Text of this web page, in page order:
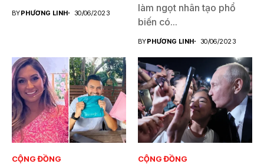
BYPHƯƠNG LINH 30/06/2023
làm ngọt nhân tạo phổ
biến có...
BYPHƯƠNG LINH 30/06/2023
CỘNG ĐỒNG CỘNG ĐỒNG